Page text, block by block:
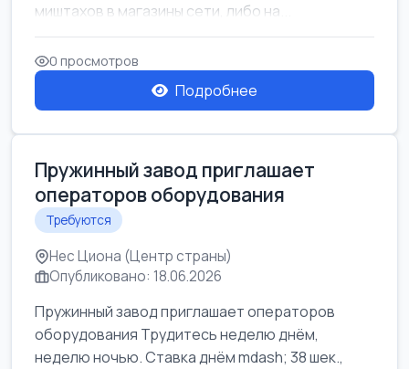
миштахов в магазины сети, либо на...
0 просмотров
Подробнее
Пружинный завод приглашает
операторов оборудования
Требуются
Нес Циона (Центр страны)
Опубликовано: 18.06.2026
Пружинный завод приглашает операторов
оборудования Трудитесь неделю днём,
неделю ночью. Ставка днём mdash; 38 шек.,